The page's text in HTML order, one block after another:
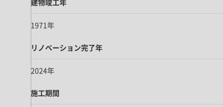
建物竣工年
1971年
リノベーション完了年
2024年
施工期間